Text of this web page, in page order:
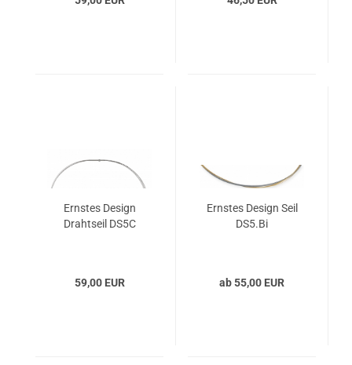
Ernstes Design
Drahtseil DS5C
59,00 EUR
Ernstes Design Seil
DS5.Bi
ab 55,00 EUR